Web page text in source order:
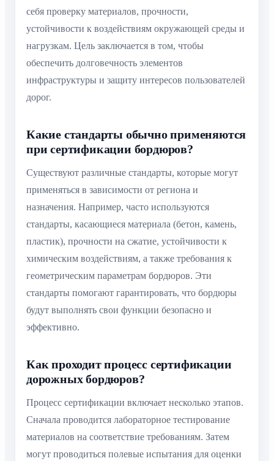
себя проверку материалов, прочности,
устойчивости к воздействиям окружающей среды и
нагрузкам. Цель заключается в том, чтобы
обеспечить долговечность элементов
инфраструктуры и защиту интересов пользователей
дорог.
Какие стандарты обычно применяются
при сертификации бордюров?
Существуют различные стандарты, которые могут
применяться в зависимости от региона и
назначения. Например, часто используются
стандарты, касающиеся материала (бетон, камень,
пластик), прочности на сжатие, устойчивости к
химическим воздействиям, а также требования к
геометрическим параметрам бордюров. Эти
стандарты помогают гарантировать, что бордюры
будут выполнять свои функции безопасно и
эффективно.
Как проходит процесс сертификации
дорожных бордюров?
Процесс сертификации включает несколько этапов.
Сначала проводится лабораторное тестирование
материалов на соответствие требованиям. Затем
могут проводиться полевые испытания для оценки